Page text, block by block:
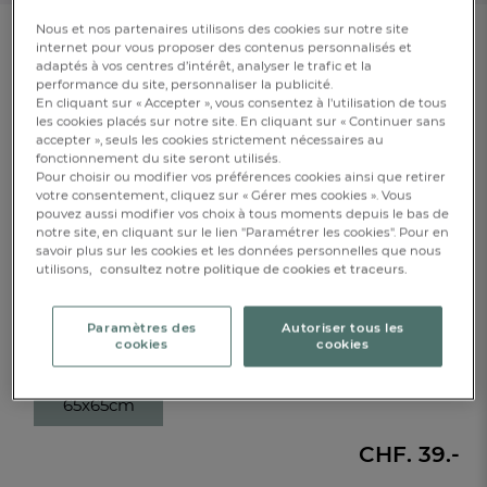
FR DE
AT
BE
CH
Taie d'oreiller
Récital
Réf : 996974410
EXCLU WEB
Caractéristique :
65x65cm
CHF. 39.-
Nous et nos partenaires utilisons des cookies sur notre site
internet pour vous proposer des contenus personnalisés et
adaptés à vos centres d’intérêt, analyser le trafic et la
performance du site, personnaliser la publicité.
En cliquant sur « Accepter », vous consentez à l'utilisation de tous
les cookies placés sur notre site. En cliquant sur « Continuer sans
accepter », seuls les cookies strictement nécessaires au
fonctionnement du site seront utilisés.
Pour choisir ou modifier vos préférences cookies ainsi que retirer
votre consentement, cliquez sur « Gérer mes cookies ». Vous
pouvez aussi modifier vos choix à tous moments depuis le bas de
notre site, en cliquant sur le lien "Paramétrer les cookies". Pour en
savoir plus sur les cookies et les données personnelles que nous
utilisons, consultez notre politique de cookies et traceurs.
Paramètres des
cookies
Autoriser tous les
cookies